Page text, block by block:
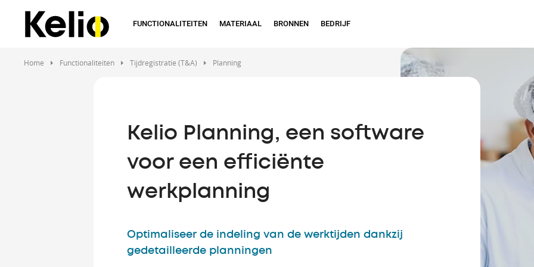
FUNCTIONALITEITEN MATERIAAL BRONNEN BEDRIJF
Home Functionaliteiten Tijdregistratie (T&A) Planning
Kelio Planning, een software
voor een efficiënte
werkplanning
Optimaliseer de indeling van de werktijden dankzij
gedetailleerde planningen